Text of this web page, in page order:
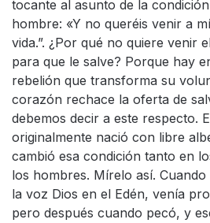
tocante al asunto de la
hombre: «Y no queréis venir a
vida.”. ¿Por qué no quiere venir
para que le salve? Porque hay
rebelión que transforma su
corazón rechace la oferta de
debemos decir a este respecto.
originalmente nació con libre
cambió esa condición tanto en
los hombres. Mírelo así.
la voz Dios en el Edén, venía
pero después cuando pecó, y